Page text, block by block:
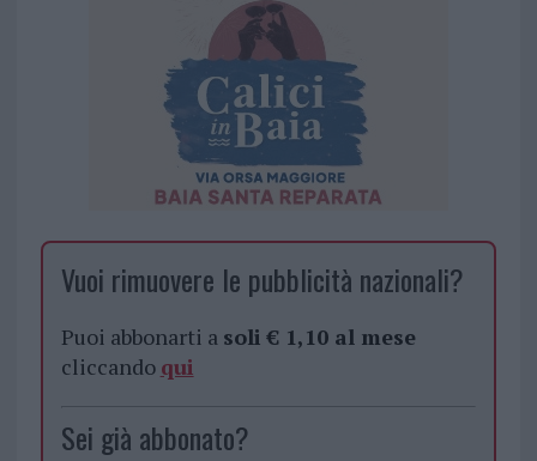
Vuoi rimuovere le pubblicità nazionali?
Puoi abbonarti a soli € 1,10 al mese
cliccando qui
Sei già abbonato?